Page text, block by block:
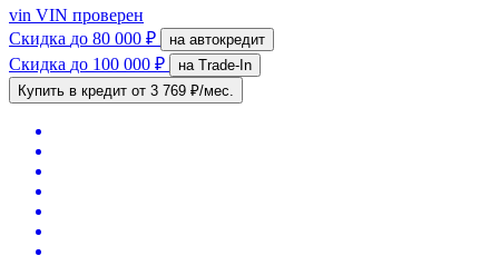
vin VIN проверен
Скидка до 80 000 ₽ на автокредит
Скидка до 100 000 ₽
на Trade-In
Купить в кредит от 3 769 ₽/мес.